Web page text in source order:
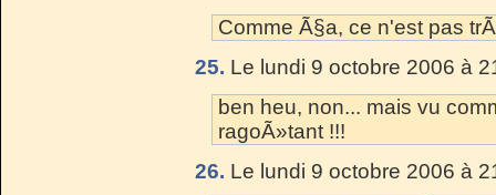
Comme Ã§a, ce n'est pas
25. Le lundi 9 octobre 2006 à
ben heu, non... mais vu
ragoÃ»tant !!!
26. Le lundi 9 octobre 2006 à